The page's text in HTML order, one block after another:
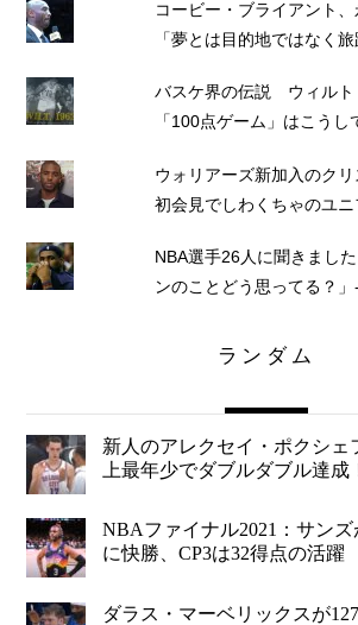
コービー・ブライアント
「夢とは目的地ではなく旅
バスケ界の伝説 ウィルト
「100点ゲーム」はこうし
ウォリアーズ新加入のク
初会見でしわくちゃのユ
NBA選手26人に聞きまし
ンのことどう思ってる？
ランダム
新人のアレクセイ・ポクシェ
上最年少でダブルダブル達成
NBAファイナル2021：サンズ
に快勝、CP3は32得点の活躍
ダラス・マーベリックスが